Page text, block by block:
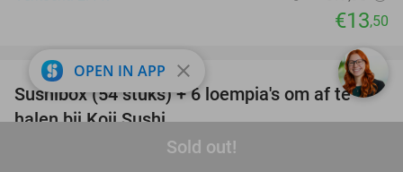
Sold out!
€13,50
47%
favorite_border
Sushibox (54 stuks) + 6 loempia's om af te
halen bij Koji Sushi
OPEN IN APP close